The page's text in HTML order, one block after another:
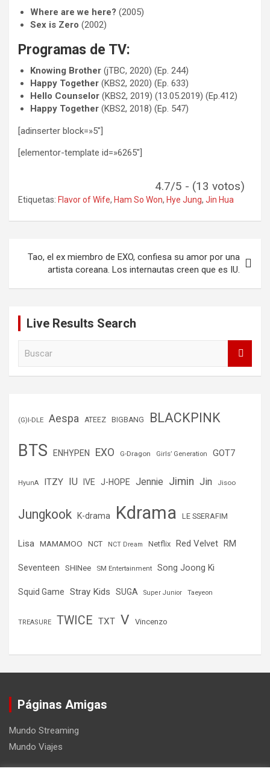
Where are we here? (2005)
Sex is Zero (2002)
Programas de TV:
Knowing Brother (jTBC, 2020) (Ep. 244)
Happy Together (KBS2, 2020) (Ep. 633)
Hello Counselor (KBS2, 2019) (13.05.2019) (Ep.412)
Happy Together (KBS2, 2018) (Ep. 547)
[adinserter block=»5″]
[elementor-template id=»6265″]
4.7/5 - (13 votos)
Etiquetas: Flavor of Wife, Ham So Won, Hye Jung, Jin Hua
entradas
Tao, el ex miembro de EXO, confiesa su amor por una
artista coreana. Los internautas creen que es IU.
Live Results Search
(G)I-DLE Aespa ATEEZ BIGBANG BLACKPINK
BTS ENHYPEN EXO G-Dragon Girls’ Generation GOT7
HyunA ITZY IU IVE J-HOPE Jennie Jimin Jin Jisoo
Jungkook K-drama Kdrama LE SSERAFIM
Lisa MAMAMOO NCT NCT Dream Netflix Red Velvet RM
Seventeen SHINee SM Entertainment Song Joong Ki
Squid Game Stray Kids SUGA Super Junior Taeyeon
TREASURE TWICE TXT V Vincenzo
Páginas Amigas
Mundo Streaming
Mundo Viajes